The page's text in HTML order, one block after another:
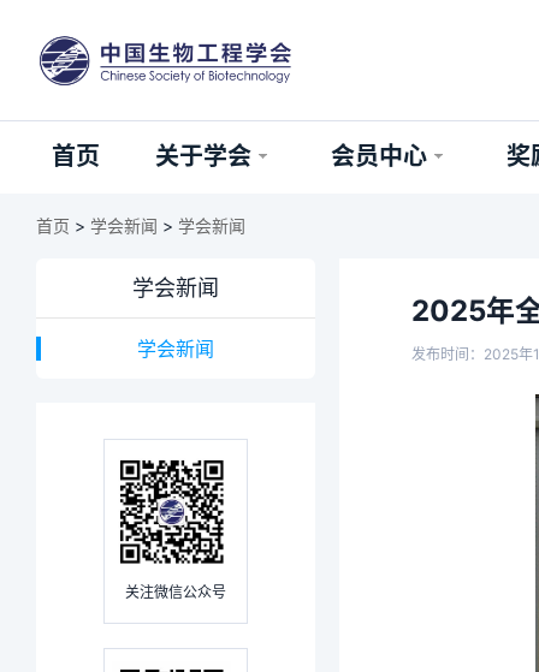
首页 关于学会 会员中心 奖
首页 > 学会新闻 > 学会新闻
学会新闻
学会新闻
关注微信公众号
2025年
发布时间：2025年